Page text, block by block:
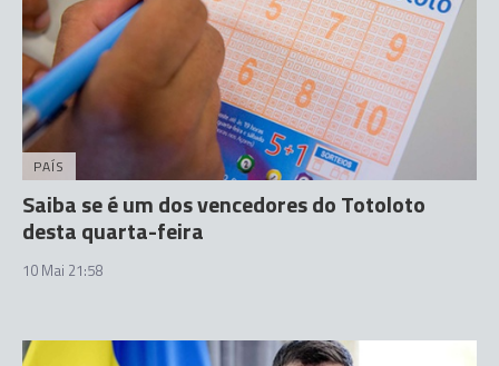
PAÍS
Saiba se é um dos vencedores do Totoloto
desta quarta-feira
10 Mai 21:58